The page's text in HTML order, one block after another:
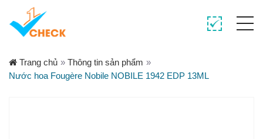
Trang chủ » Thông tin sản phẩm »
Nước hoa Fougère Nobile NOBILE 1942 EDP 13ML